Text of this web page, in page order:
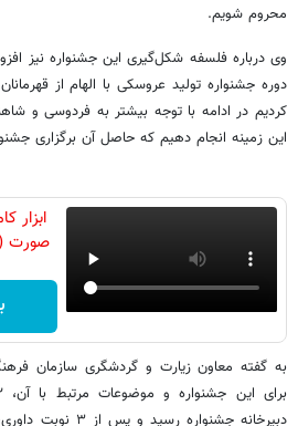
محروم شویم.
وی درباره فلسفه شکل‌گیری این جشنواره نیز
دوره جشنواره تولید عروسکی با الهام از
کردیم در ادامه با توجه بیشتر به فردوسی و
این زمینه انجام دهیم که حاصل آن برگزاری
ابزار
صورت
به گفته معاون زیارت و گردشگری سازمان